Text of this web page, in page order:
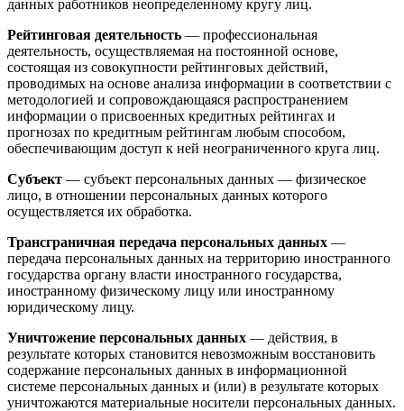
данных работников неопределенному кругу лиц.
Рейтинговая деятельность — профессиональная
деятельность, осуществляемая на постоянной основе,
состоящая из совокупности рейтинговых действий,
проводимых на основе анализа информации в соответствии с
методологией и сопровождающаяся распространением
информации о присвоенных кредитных рейтингах и
прогнозах по кредитным рейтингам любым способом,
обеспечивающим доступ к ней неограниченного круга лиц.
Субъект — субъект персональных данных — физическое
лицо, в отношении персональных данных которого
осуществляется их обработка.
Трансграничная передача персональных данных —
передача персональных данных на территорию иностранного
государства органу власти иностранного государства,
иностранному физическому лицу или иностранному
юридическому лицу.
Уничтожение персональных данных — действия, в
результате которых становится невозможным восстановить
содержание персональных данных в информационной
системе персональных данных и (или) в результате которых
уничтожаются материальные носители персональных данных.